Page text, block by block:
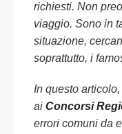
richiesti. Non
viaggio. Sono in
situazione,
soprattutto, i
In questo
ai Concorsi
errori comuni da